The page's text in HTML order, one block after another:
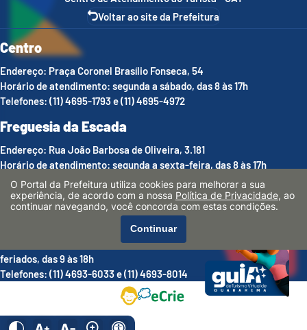
Voltar ao site da Prefeitura
Centro
Endereço: Praça Coronel Brasílio Fonseca, 54
Horário de atendimento: segunda a sábado, das 8 às 17h
Telefones: (11) 4695-1793 e (11) 4695-4972
Freguesia da Escada
Endereço: Rua João Barbosa de Oliveira, 3.181
Horário de atendimento: segunda a sexta-feira, das 8 às 17h
Telefones: (11) 4693-8013
Luís Carlos
Endereço: Estrada Municipal Argemiro de Souza Melo, 1.536
Horário de atendimento: sábados, domingos, feriados e pontes de
feriados, das 9 às 18h
Telefones: (11) 4693-6033 e (11) 4693-8014
O Portal da Prefeitura utiliza cookies para melhorar a sua
experiência, de acordo com a nossa Política de Privacidade, ao
continuar navegando, você concorda com estas condições.
Continuar